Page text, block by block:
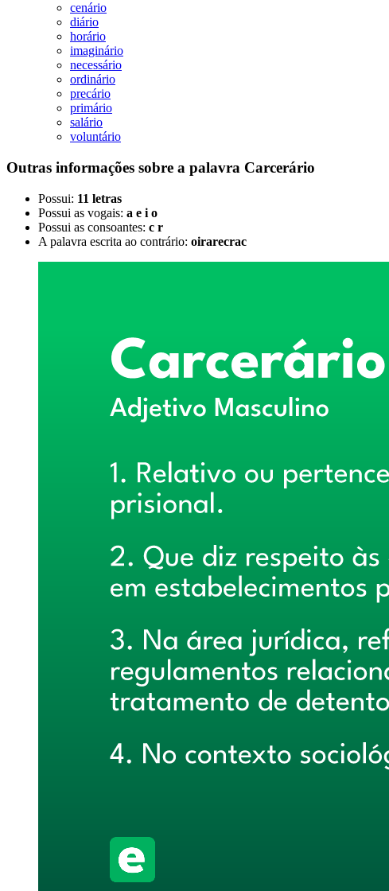
cenário
diário
horário
imaginário
necessário
ordinário
precário
primário
salário
voluntário
Outras informações sobre a palavra Carcerário
Possui: 11 letras
Possui as vogais: a e i o
Possui as consoantes: c r
A palavra escrita ao contrário: oirarecrac